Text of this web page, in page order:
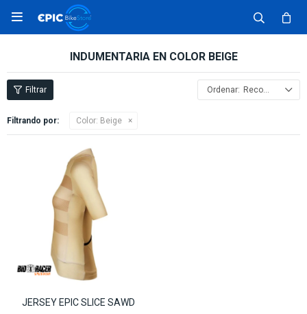

INDUMENTARIA EN COLOR BEIGE
Recomendados
Filtrando por: Color: Beige
JERSEY EPIC SLICE SAWD